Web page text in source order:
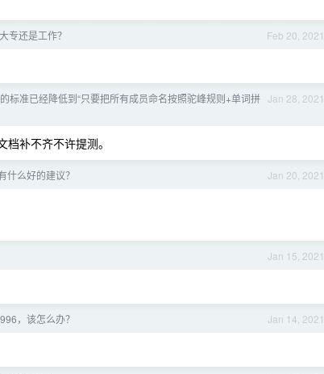
Feb 20, 2021
专还是工作？
Jan 28, 2021
标准已经降低到“只要把所有成员命名按照驼峰规则+单词拼
补不齐不许提测。
Jan 20, 2021
什么好的建议？
Jan 15, 2021
Jan 14, 2021
，该怎么办？